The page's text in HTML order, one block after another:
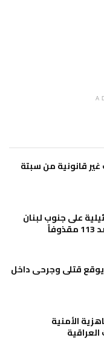
غير قانونية من سبتة
على جنوب لبنان
قتلى وجرحى داخل
الأمنية